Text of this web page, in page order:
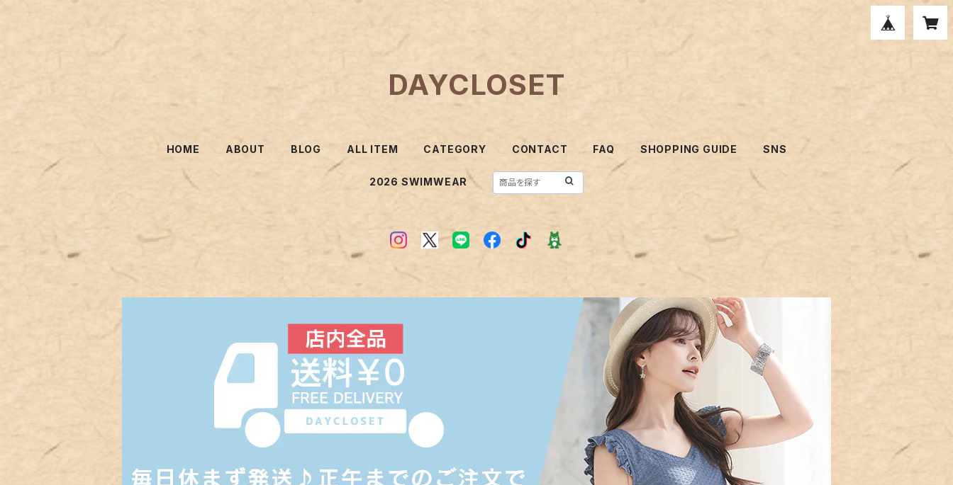
DAYCLOSET
HOME ABOUT BLOG ALL ITEM CATEGORY CONTACT FAQ SHOPPING GUIDE SNS
2026 SWIMWEAR